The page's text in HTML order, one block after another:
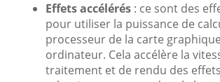
Effets accélérés : ce sont des
pour utiliser la puissance de
processeur de la carte
ordinateur. Cela accélère la
traitement et de rendu des